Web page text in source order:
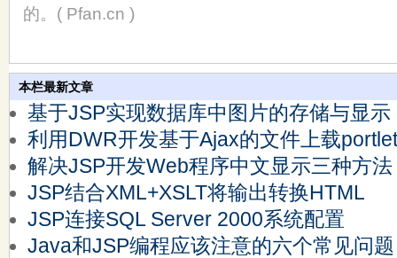
的。( Pfan.cn )
本栏最新文章
基于JSP实现数据库中图片的存储与显示
利用DWR开发基于Ajax的文件上载portlet
解决JSP开发Web程序中文显示三种方法
JSP结合XML+XSLT将输出转换HTML
JSP连接SQL Server 2000系统配置
Java和JSP编程应该注意的六个常见问题